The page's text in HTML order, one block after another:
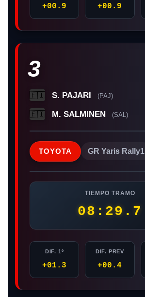
+00.9 +00.9
3
🇫🇮 S. PAJARI (PAJ)
🇫🇮 M. SALMINEN (SAL)
TOYOTA GR Yaris Rally1
TIEMPO TRAMO
08:29.7
DIF. 1º
+01.3
DIF. PREV
+00.4